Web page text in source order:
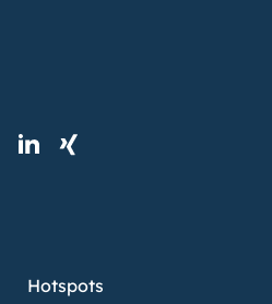
Hotspots